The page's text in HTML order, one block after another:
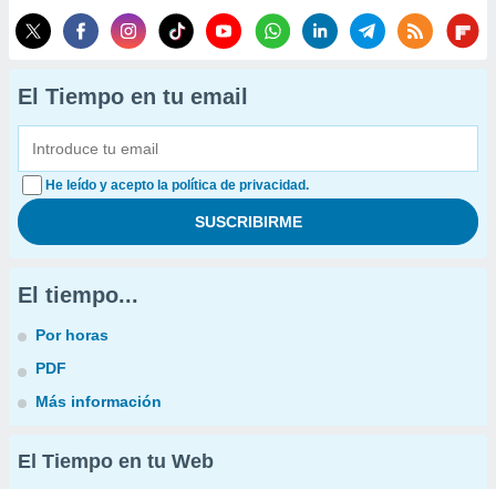
El Tiempo en tu email
He leído y acepto la política de privacidad.
El tiempo...
Por horas
PDF
Más información
El Tiempo en tu Web